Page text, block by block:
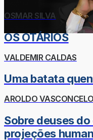
OSMAR SILVA
OS OTÁRIOS
VALDEMIR CALDAS
Uma batata
AROLDO
Sobre deuses
projeções